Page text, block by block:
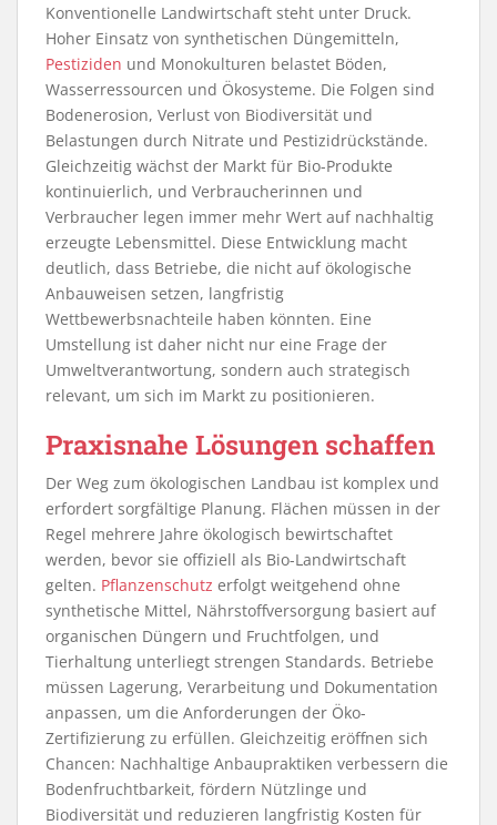
Konventionelle Landwirtschaft steht unter Druck.
Hoher Einsatz von synthetischen Düngemitteln,
Pestiziden und Monokulturen belastet Böden,
Wasserressourcen und Ökosysteme. Die Folgen sind
Bodenerosion, Verlust von Biodiversität und
Belastungen durch Nitrate und Pestizidrückstände.
Gleichzeitig wächst der Markt für Bio-Produkte
kontinuierlich, und Verbraucherinnen und
Verbraucher legen immer mehr Wert auf nachhaltig
erzeugte Lebensmittel. Diese Entwicklung macht
deutlich, dass Betriebe, die nicht auf ökologische
Anbauweisen setzen, langfristig
Wettbewerbsnachteile haben könnten. Eine
Umstellung ist daher nicht nur eine Frage der
Umweltverantwortung, sondern auch strategisch
relevant, um sich im Markt zu positionieren.
Praxisnahe Lösungen schaffen
Der Weg zum ökologischen Landbau ist komplex und
erfordert sorgfältige Planung. Flächen müssen in der
Regel mehrere Jahre ökologisch bewirtschaftet
werden, bevor sie offiziell als Bio-Landwirtschaft
gelten. Pflanzenschutz erfolgt weitgehend ohne
synthetische Mittel, Nährstoffversorgung basiert auf
organischen Düngern und Fruchtfolgen, und
Tierhaltung unterliegt strengen Standards. Betriebe
müssen Lagerung, Verarbeitung und Dokumentation
anpassen, um die Anforderungen der Öko-
Zertifizierung zu erfüllen. Gleichzeitig eröffnen sich
Chancen: Nachhaltige Anbaupraktiken verbessern die
Bodenfruchtbarkeit, fördern Nützlinge und
Biodiversität und reduzieren langfristig Kosten für